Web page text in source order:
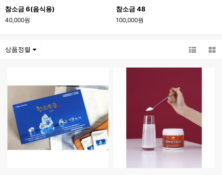
참소금 6(음식용)
40,000원
참소금 48
100,000원
상품정렬